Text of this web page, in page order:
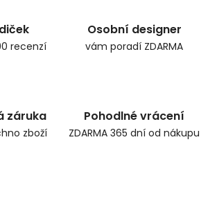
recenzí
Osobní designer
vám poradí ZDARMA
záruka
zboží
Pohodlné vrácení
ZDARMA 365 dní od nákupu